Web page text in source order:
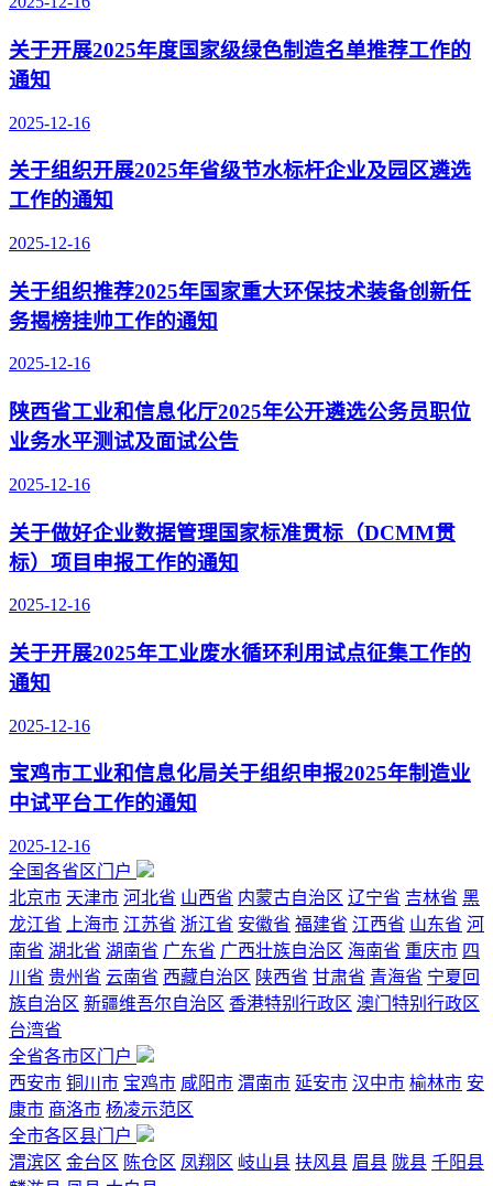
关于开展2025年度国家级绿色制造名单推荐工作的
通知
2025-12-16
关于组织开展2025年省级节水标杆企业及园区遴选
工作的通知
2025-12-16
关于组织推荐2025年国家重大环保技术装备创新任
务揭榜挂帅工作的通知
2025-12-16
陕西省工业和信息化厅2025年公开遴选公务员职位
业务水平测试及面试公告
2025-12-16
关于做好企业数据管理国家标准贯标（DCMM贯
标）项目申报工作的通知
2025-12-16
关于开展2025年工业废水循环利用试点征集工作的
通知
2025-12-16
宝鸡市工业和信息化局关于组织申报2025年制造业
中试平台工作的通知
2025-12-16
全国各省区门户
北京市 天津市 河北省 山西省 内蒙古自治区 辽宁省 吉林省 黑
龙江省
上海市 江苏省 浙江省 安徽省 福建省 江西省 山东省 河
南省 湖北省 湖南省 广东省 广西壮族自治区 海南省 重庆市 四
川省 贵州省 云南省 西藏自治区 陕西省 甘肃省 青海省 宁夏回
族自治区 新疆维吾尔自治区 香港特别行政区 澳门特别行政区
台湾省
全省各市区门户
西安市 铜川市 宝鸡市 咸阳市 渭南市 延安市 汉中市 榆林市 安
康市 商洛市 杨凌示范区
全市各区县门户
渭滨区 金台区 陈仓区 凤翔区 岐山县 扶风县 眉县 陇县 千阳县